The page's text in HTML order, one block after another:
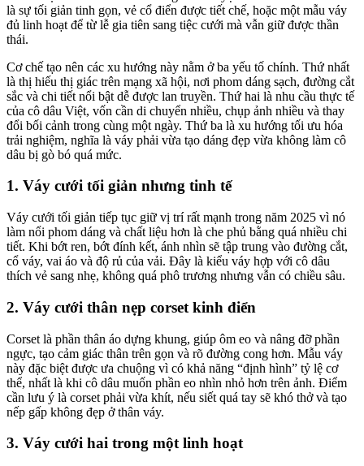
là sự tối giản tinh gọn, vẻ cổ điển được tiết chế, hoặc một mẫu váy
đủ linh hoạt để từ lễ gia tiên sang tiệc cưới mà vẫn giữ được thần
thái.
Cơ chế tạo nên các xu hướng này nằm ở ba yếu tố chính. Thứ nhất
là thị hiếu thị giác trên mạng xã hội, nơi phom dáng sạch, đường cắt
sắc và chi tiết nổi bật dễ được lan truyền. Thứ hai là nhu cầu thực tế
của cô dâu Việt, vốn cần di chuyển nhiều, chụp ảnh nhiều và thay
đổi bối cảnh trong cùng một ngày. Thứ ba là xu hướng tối ưu hóa
trải nghiệm, nghĩa là váy phải vừa tạo dáng đẹp vừa không làm cô
dâu bị gò bó quá mức.
1. Váy cưới tối giản nhưng tinh tế
Váy cưới tối giản tiếp tục giữ vị trí rất mạnh trong năm 2025 vì nó
làm nổi phom dáng và chất liệu hơn là che phủ bằng quá nhiều chi
tiết. Khi bớt ren, bớt đính kết, ánh nhìn sẽ tập trung vào đường cắt,
cổ váy, vai áo và độ rủ của vải. Đây là kiểu váy hợp với cô dâu
thích vẻ sang nhẹ, không quá phô trương nhưng vẫn có chiều sâu.
2. Váy cưới thân nẹp corset kinh điển
Corset là phần thân áo dựng khung, giúp ôm eo và nâng đỡ phần
ngực, tạo cảm giác thân trên gọn và rõ đường cong hơn. Mẫu váy
này đặc biệt được ưa chuộng vì có khả năng “định hình” tỷ lệ cơ
thể, nhất là khi cô dâu muốn phần eo nhìn nhỏ hơn trên ảnh. Điểm
cần lưu ý là corset phải vừa khít, nếu siết quá tay sẽ khó thở và tạo
nếp gấp không đẹp ở thân váy.
3. Váy cưới hai trong một linh hoạt